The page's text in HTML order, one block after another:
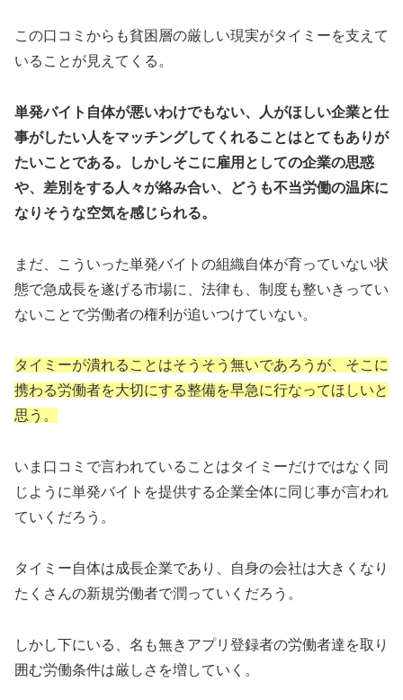
この口コミからも貧困層の厳しい現実がタイミーを支えて
いることが見えてくる。
単発バイト自体が悪いわけでもない、人がほしい企業と仕
事がしたい人をマッチングしてくれることはとてもありが
たいことである。しかしそこに雇用としての企業の思惑
や、差別をする人々が絡み合い、どうも不当労働の温床に
なりそうな空気を感じられる。
まだ、こういった単発バイトの組織自体が育っていない状
態で急成長を遂げる市場に、法律も、制度も整いきってい
ないことで労働者の権利が追いつけていない。
タイミーが潰れることはそうそう無いであろうが、そこに
携わる労働者を大切にする整備を早急に行なってほしいと
思う。
いま口コミで言われていることはタイミーだけではなく同
じように単発バイトを提供する企業全体に同じ事が言われ
ていくだろう。
タイミー自体は成長企業であり、自身の会社は大きくなり
たくさんの新規労働者で潤っていくだろう。
しかし下にいる、名も無きアプリ登録者の労働者達を取り
囲む労働条件は厳しさを増していく。